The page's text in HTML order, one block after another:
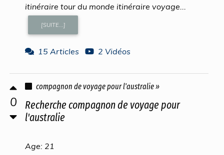
itinéraire tour du monde itinéraire voyage...
[SUITE...]
15 Articles 2 Vidéos
0
compagnon de voyage pour l'australie »
Recherche compagnon de voyage pour
l'australie
Age: 21